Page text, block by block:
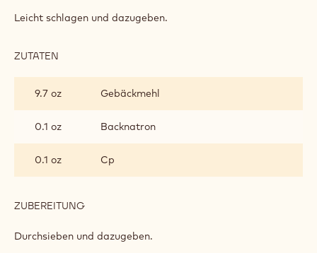
MIT
SCHOKOLADENSTÜCKCHEN
Leicht schlagen und dazugeben.
ZUTATEN
SCHOKOLADENSTÜCKCHEN
9.7 oz Gebäckmehl
0.1 oz Backnatron
0.1 oz Cp
ZUBEREITUNG
MIT
SCHOKOLADENSTÜCKCHEN
Durchsieben und dazugeben.